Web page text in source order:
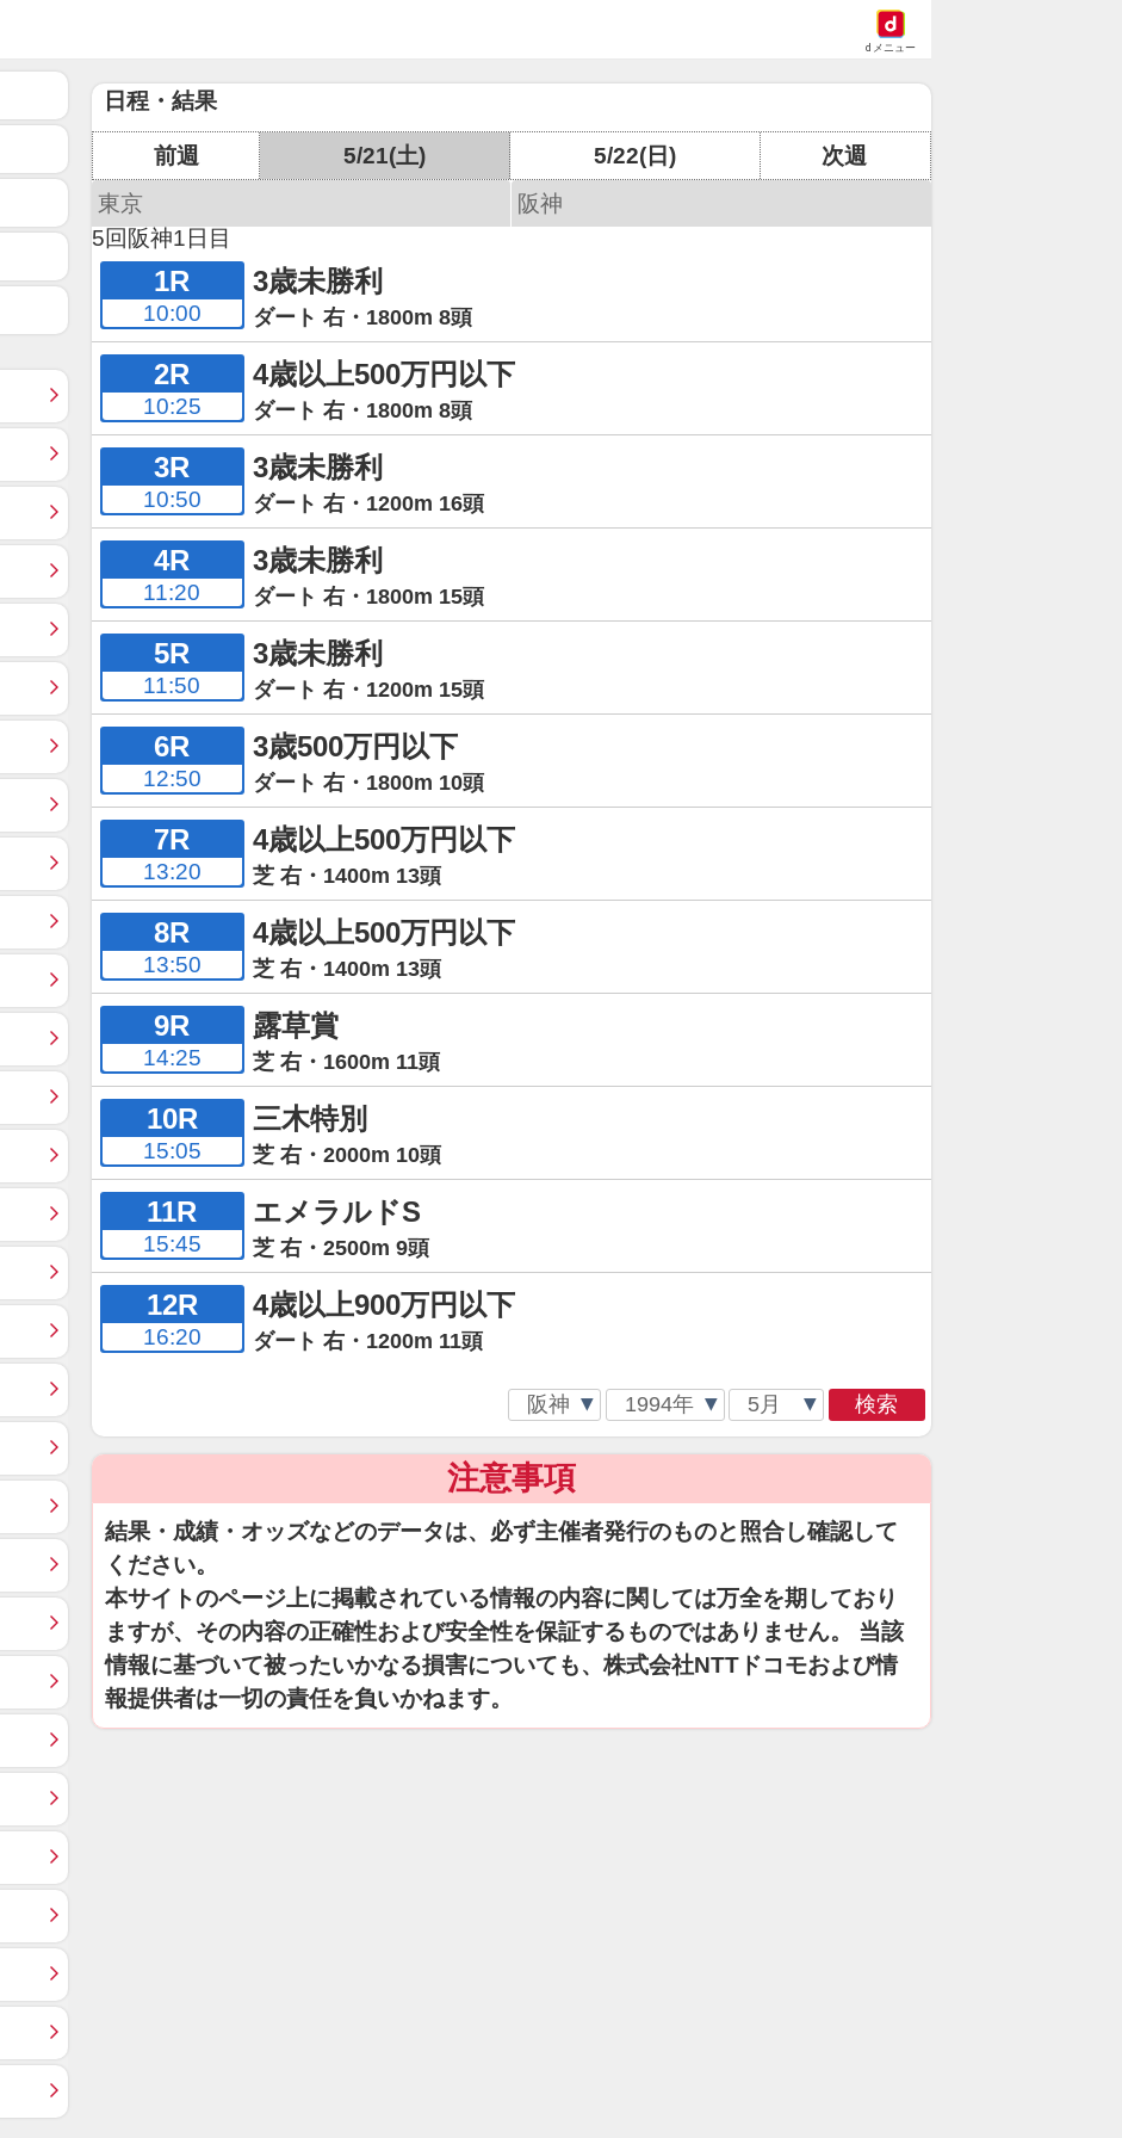
dメニュー
日程・結果
前週 5/21(土) 5/22(日)
次週
東京
阪神
5回阪神1日目
1R
10:00
3歳未勝利
ダート 右・1800m 8頭
2R
10:25
4歳以上500万円以下
ダート 右・1800m 8頭
3R
10:50
3歳未勝利
ダート 右・1200m 16頭
4R
11:20
3歳未勝利
ダート 右・1800m 15頭
5R
11:50
3歳未勝利
ダート 右・1200m 15頭
6R
12:50
3歳500万円以下
ダート 右・1800m 10頭
7R
13:20
4歳以上500万円以下
芝 右・1400m 13頭
8R
13:50
4歳以上500万円以下
芝 右・1400m 13頭
9R
14:25
露草賞
芝 右・1600m 11頭
10R
15:05
三木特別
芝 右・2000m 10頭
11R
15:45
エメラルドS
芝 右・2500m 9頭
12R
16:20
4歳以上900万円以下
ダート 右・1200m 11頭
検索
注意事項
結果・成績・オッズなどのデータは、必ず主催者発行のものと照合し確認して
ください。
本サイトのページ上に掲載されている情報の内容に関しては万全を期しており
ますが、その内容の正確性および安全性を保証するものではありません。 当該
情報に基づいて被ったいかなる損害についても、株式会社NTTドコモおよび情
報提供者は一切の責任を負いかねます。